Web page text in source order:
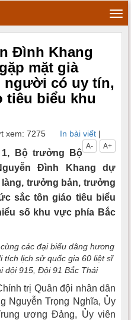
Đình Khang
mặt già
người có uy tín,
tiêu biểu khu
xem: 7275 In bài viết |
A+
A-
1, Bộ trưởng Bộ
Đình Khang dự
trưởng bản, trưởng
sắc tôn giáo tiêu biểu
số khu vực phía Bắc
các đại biểu dâng hương
tích lịch sử quốc gia 60 liệt sĩ
đội 915, Đội 91 Bắc Thái
trị Quân đội nhân dân
Nguyễn Trọng Nghĩa, Ủy
ương Đảng, Ủy viên